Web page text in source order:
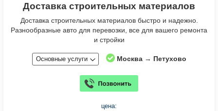
Доставка строительных материалов
Доставка строительных материалов быстро и надежно.
Разнообразные авто для перевозки, все для вашего ремонта
и стройки
Основные услуги Москва → Петухово
цена: